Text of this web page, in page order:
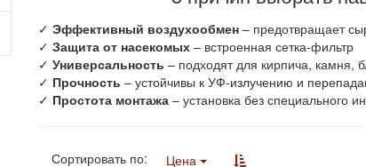
✓ Эффективный воздухообмен– предотвращает
✓ Защита от насекомых– встроенная сетка-фильтр
✓ Универсальность – подходят для кирпича, камня,
✓ Прочность – устойчивы к УФ-излучению и
✓ Простота монтажа– установка без специального
Сортировать по: Цена